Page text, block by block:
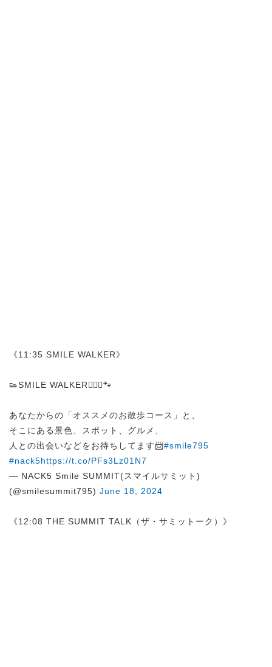
《11:35 SMILE WALKER》
👟SMILE WALKER🚶🏻‍♀️🐾
あなたからの「オススメのお散歩コース」と、
そこにある景色、スポット、グルメ、
人との出会いなどをお待ちしてます📨#smile795
#nack5https://t.co/PFs3Lz01N7
— NACK5 Smile SUMMIT(スマイルサミット)
(@smilesummit795) June 18, 2024
《12:08 THE SUMMIT TALK（ザ・サミットーク）》